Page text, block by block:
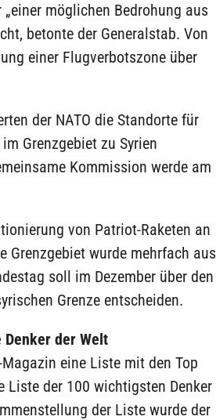
möglichen Bedrohung aus
betonte der Generalstab. Von
einer Flugverbotszone über
der NATO die Standorte für
Grenzgebiet zu Syrien
Kommission werde am
von Patriot-Raketen an
Grenzgebiet wurde mehrfach aus
soll im Dezember über den
Grenze entscheiden.
der Welt
eine Liste mit den Top
Liste der 100 wichtigsten Denker
der Liste wurde der